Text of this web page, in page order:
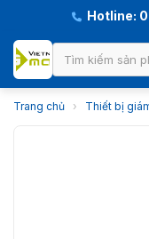
Hotline:
Trang chủ › Thiết bị